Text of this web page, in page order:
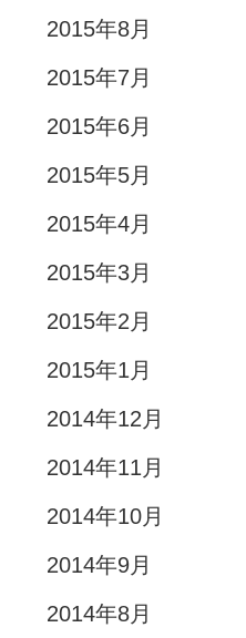
2015年8月
2015年7月
2015年6月
2015年5月
2015年4月
2015年3月
2015年2月
2015年1月
2014年12月
2014年11月
2014年10月
2014年9月
2014年8月